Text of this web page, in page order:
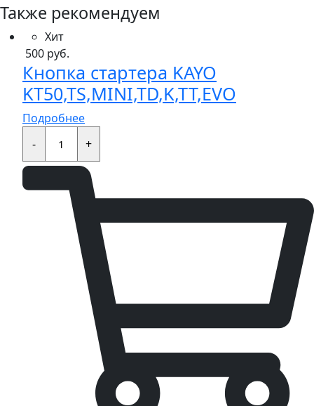
Также рекомендуем
Хит
500 руб.
Кнопка стартера KAYO
KT50,TS,MINI,TD,K,TT,EVO
Подробнее
-
Кнопка
стартера
KT50,TS,MINI,TD,K,TT,EVO
quantity
+